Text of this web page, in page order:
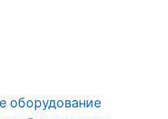
оборудование